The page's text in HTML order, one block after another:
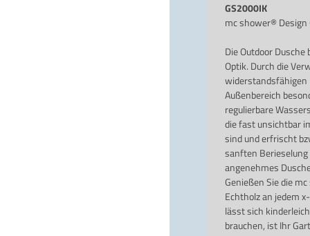
GS2000IK
mc shower®
Die Outdoor
Optik. Durch die
widerstandsfähigen
Außenbereich
regulierbare
die fast unsichtbar
sind und erfrischt
sanften
angenehmes
Genießen Sie die
Echtholz an jedem
lässt sich
brauchen, ist Ihr